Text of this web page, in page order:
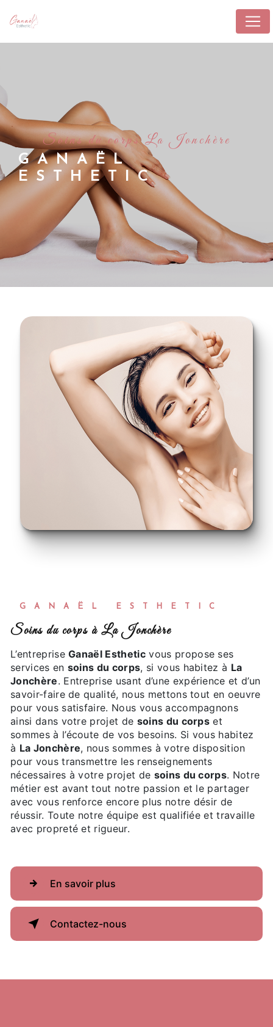
soins du corps La Jonchère
GANAËL
ESTHETIC
GANAËL ESTHETIC
soins du corps à La Jonchère
L’entrepriseGanaël Estheticvous propose ses
services en soins du corps, si vous habitez à La
Jonchère. Entreprise usant d’une expérience et d’un
savoir-faire de qualité, nous mettons tout en oeuvre
pour vous satisfaire. Nous vous accompagnons
ainsi dans votre projet de soins du corps et
sommes à l’écoute de vos besoins. Si vous habitez
à La Jonchère, nous sommes à votre disposition
pour vous transmettre les renseignements
nécessaires à votre projet de soins du corps. Notre
métier est avant tout notre passion et le partager
avec vous renforce encore plus notre désir de
réussir. Toute notre équipe est qualifiée et travaille
avec propreté et rigueur.
En savoir plus
Contactez-nous